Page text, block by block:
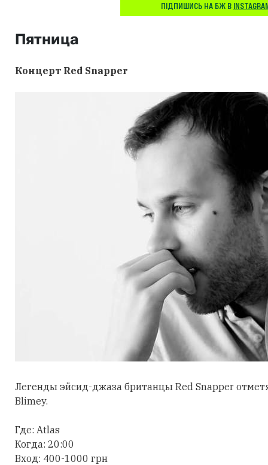
ПІДПИШИСЬ НА БЖ В
Пятница
Концерт Red Snapper
Легенды эйсид-джаза британцы Red Snapper
Blimey.
Где: Atlas
Когда: 20:00
Вход: 400-1000 грн